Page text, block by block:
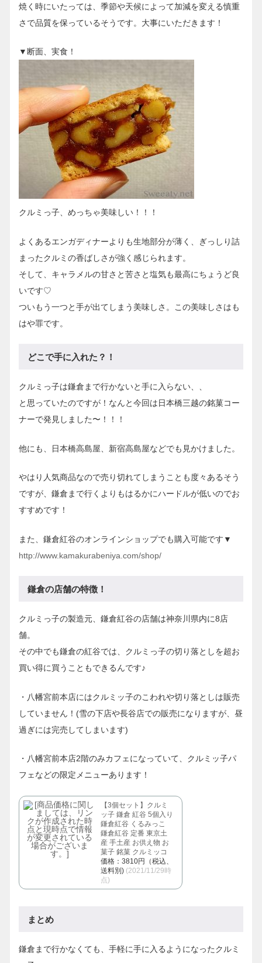
焼く時にいたっては、季節や天候によって加減を変える慎重
さで品質を保っているそうです。大事にいただきます！
▼断面、実食！
クルミっ子、めっちゃ美味しい！！！
よくあるエンガディナーよりも生地部分が薄く、ぎっしり詰
まったクルミの香ばしさが強く感じられます。
そして、キャラメルの甘さと苦さと塩気も最高にちょうど良
いです♡
ついもう一つと手が出てしまう美味しさ。この美味しさはも
はや罪です。
どこで手に入れた？！
クルミっ子は鎌倉まで行かないと手に入らない、、
と思っていたのですが！なんと今回は日本橋三越の銘菓コー
ナーで発見しました〜！！！
他にも、日本橋高島屋、新宿高島屋などでも見かけました。
やはり人気商品なので売り切れてしまうことも度々あるそう
ですが、鎌倉まで行くよりもはるかにハードルが低いのでお
すすめです！
また、鎌倉紅谷のオンラインショップでも購入可能です▼
http://www.kamakurabeniya.com/shop/
鎌倉の店舗の特徴！
クルミっ子の製造元、鎌倉紅谷の店舗は神奈川県内に8店
舗。
その中でも鎌倉の紅谷では、クルミっ子の切り落としを超お
買い得に買うこともできるんです♪
・八幡宮前本店にはクルミッ子のこわれや切り落としは販売
していません！(雪の下店や長谷店での販売になりますが、昼
過ぎには完売してしまいます)
・八幡宮前本店2階のみカフェになっていて、クルミッ子パ
フェなどの限定メニューあります！
【3個セット】クルミ
ッ子 鎌倉 紅谷 5個入り
鎌倉紅谷 くるみっこ
鎌倉紅谷 定番 東京土
産 手土産 お供え物 お
菓子 銘菓 クルミッコ
価格：3810円（税込、
送料別) (2021/11/29時
点)
まとめ
鎌倉まで行かなくても、手軽に手に入るようになったクルミ